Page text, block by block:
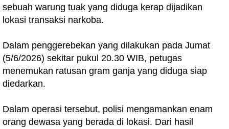
sebuah warung tuak yang diduga kerap dijadikan
lokasi transaksi narkoba.
Dalam penggerebekan yang dilakukan pada Jumat
(5/6/2026) sekitar pukul 20.30 WIB, petugas
menemukan ratusan gram ganja yang diduga siap
diedarkan.
Dalam operasi tersebut, polisi mengamankan enam
orang dewasa yang berada di lokasi. Dari hasil